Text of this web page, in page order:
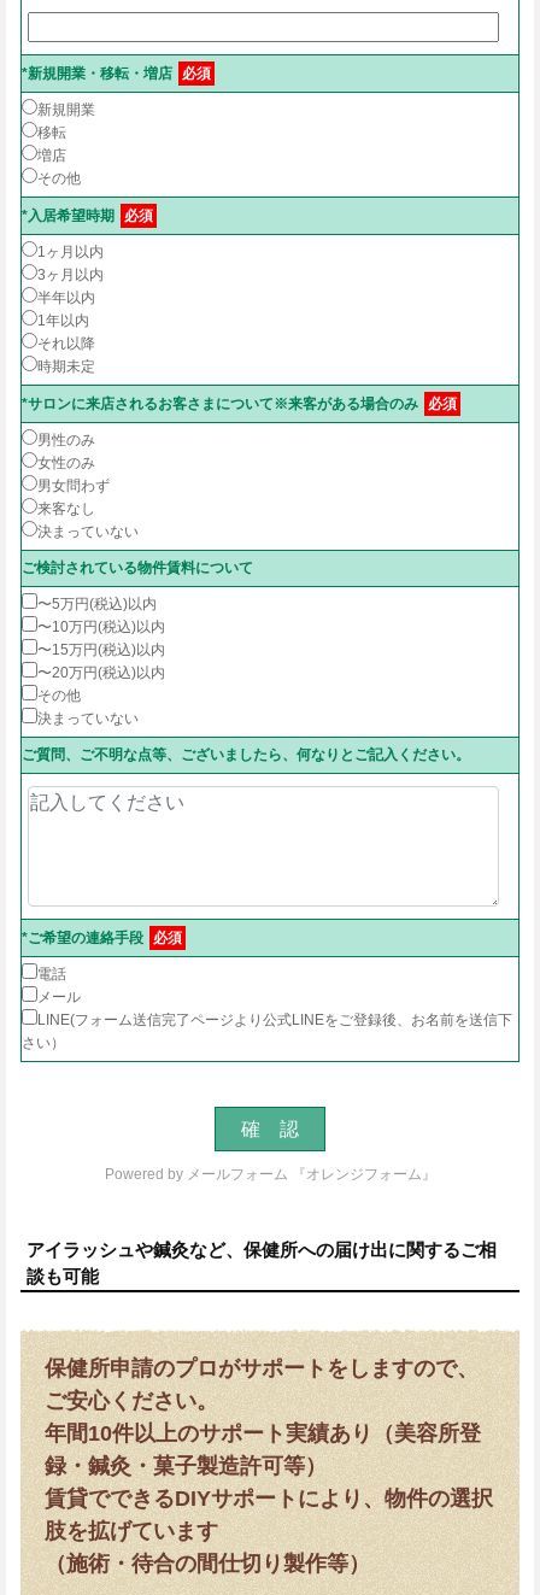
*新規開業・移転・増店 必須
新規開業
移転
増店
その他
*入居希望時期 必須
1ヶ月以内
3ヶ月以内
半年以内
1年以内
それ以降
時期未定
*サロンに来店されるお客さまについて※来客がある場合のみ 必須
男性のみ
女性のみ
男女問わず
来客なし
決まっていない
ご検討されている物件賃料について
〜5万円(税込)以内
〜10万円(税込)以内
〜15万円(税込)以内
〜20万円(税込)以内
その他
決まっていない
ご質問、ご不明な点等、ございましたら、何なりとご記入ください。
*ご希望の連絡手段 必須
電話
メール
LINE(フォーム送信完了ページより公式LINEをご登録後、お名前を送信下
さい）
Powered by メールフォーム 『オレンジフォーム』
アイラッシュや鍼灸など、保健所への届け出に関するご相
談も可能
保健所申請のプロがサポートをしますので、
ご安心ください。
年間10件以上のサポート実績あり（美容所登
録・鍼灸・菓子製造許可等）
賃貸でできるDIYサポートにより、物件の選択
肢を拡げています
（施術・待合の間仕切り製作等）